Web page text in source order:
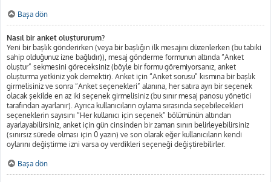
Başa dön
Nasıl bir anket oluştururum?
Yeni bir başlık gönderirken (veya bir başlığın ilk mesajını düzenlerken (bu tabiki
sahip olduğunuz izne bağlıdır)), mesaj gönderme formunun altında “Anket
oluştur” sekmesini göreceksiniz (böyle bir formu göremiyorsanız, anket
oluşturma yetkiniz yok demektir). Anket için “Anket sorusu” kısmına bir başlık
girmelisiniz ve sonra “Anket seçenekleri” alanına, her satıra ayrı bir seçenek
olacak şekilde en az iki seçenek girmelisiniz (bu sınır mesaj panosu yönetici
tarafından ayarlanır). Ayrıca kullanıcıların oylama sırasında seçebilecekleri
seçeneklerin sayısını “Her kullanıcı için seçenek” bölümünün altından
ayarlayabilirsiniz, anket için gün cinsinden bir zaman sınırı belirleyebilirsiniz
(sınırsız sürede olması için 0 yazın) ve son olarak eğer kullanıcıların kendi
oylarını değiştirme izni varsa oy verdikleri seçeneği değiştirebilirler.
Başa dön